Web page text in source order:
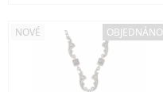
NOVÉ OBJEDNÁNO